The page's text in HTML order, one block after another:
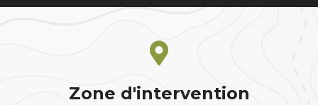
Zone d'intervention